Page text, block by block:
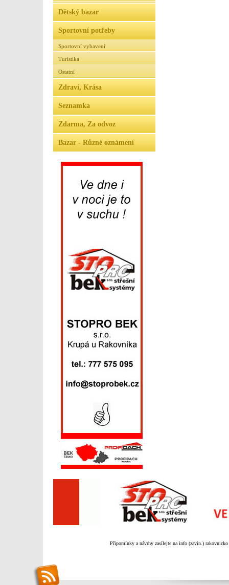
Dětský bazar
Sportovní potřeby
Sportovní vybavení
Turistika
Ostatní
Zdraví, Krása
Seznamka
Zdarma, Za odvoz
Bazar - Různé oznámení
Připomínky a návrhy zasílejte na info (zavin.) rakovnicko